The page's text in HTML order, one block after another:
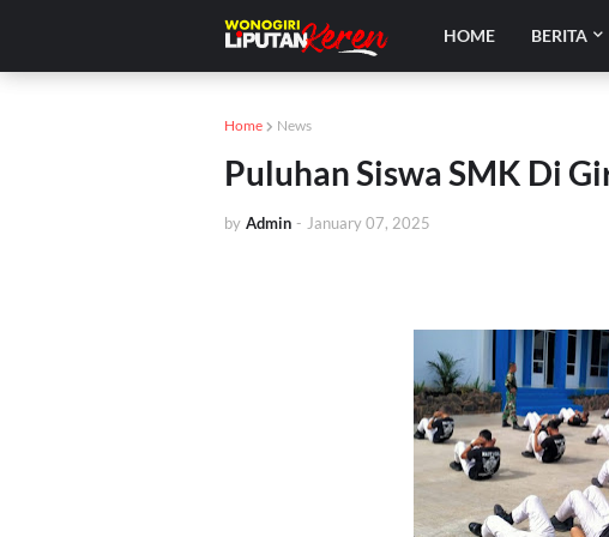
HOME BERITA
Home News
Puluhan Siswa SMK Di
by Admin - January 07, 2025